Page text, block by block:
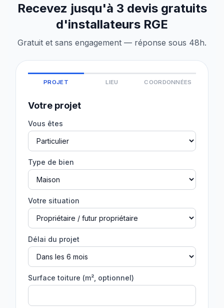
Recevez jusqu'à 3 devis gratuits
d'installateurs RGE
Gratuit et sans engagement — réponse sous 48h.
PROJET LIEU COORDONNÉES
Votre projet
Vous êtes
Type de bien
Votre situation
Délai du projet
Surface toiture (m², optionnel)